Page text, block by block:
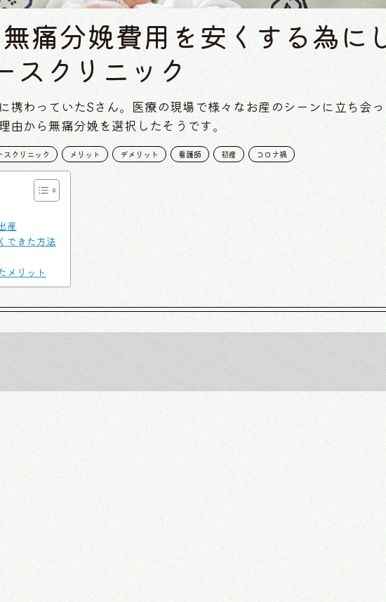
痛分娩費用を安くする為に
スクリニック
携わっていたSさん。医療の現場で様々なお産のシーンに立ち会
由から無痛分娩を選択したそうです。
スクリニック メリット デメリット 看護師 初産 コロナ禍
産
できた方法
メリット